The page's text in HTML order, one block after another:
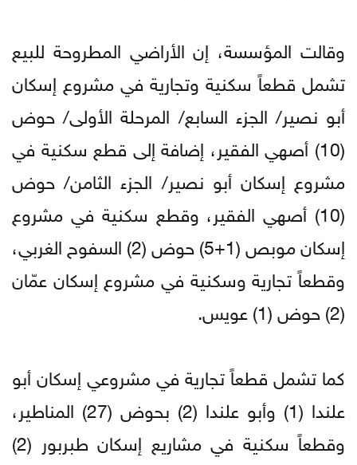
وقالت المؤسسة، إن الأراضي المطروحة للبيع
تشمل قطعاً سكنية وتجارية في مشروع إسكان
أبو نصير/ الجزء السابع/ المرحلة الأولى/ حوض
(10) أصهي الفقير، إضافة إلى قطع سكنية في
مشروع إسكان أبو نصير/ الجزء الثامن/ حوض
(10) أصهي الفقير، وقطع سكنية في مشروع
إسكان موبص (1+5) حوض (2) السفوح الغربي،
وقطعاً تجارية وسكنية في مشروع إسكان عمّان
(2) حوض (1) عويس.
كما تشمل قطعاً تجارية في مشروعي إسكان أبو
علندا (1) وأبو علندا (2) بحوض (27) المناطير،
وقطعاً سكنية في مشاريع إسكان طبربور (2)